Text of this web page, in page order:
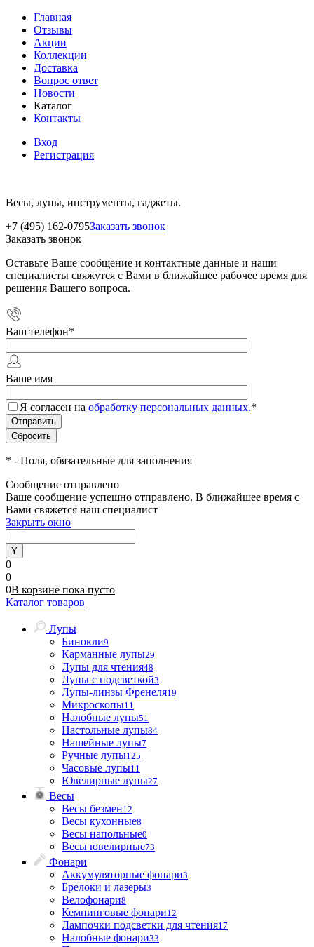
Главная
Отзывы
Акции
Коллекции
Доставка
Вопрос ответ
Новости
Каталог
Контакты
Вход
Регистрация
Весы, лупы, инструменты, гаджеты.
+7 (495) 162-0795Заказать звонок
Заказать звонок
Оставьте Ваше сообщение и контактные данные и наши
специалисты свяжутся с Вами в ближайшее рабочее время для
решения Вашего вопроса.
Ваш телефон*
Ваше имя
Я согласен на обработку персональных данных.*
* - Поля, обязательные для заполнения
Сообщение отправлено
Ваше сообщение успешно отправлено. В ближайшее время с
Вами свяжется наш специалист
Закрыть окно
0
0
0В корзине пока пусто
Каталог товаров
Лупы
Бинокли9
Карманные лупы29
Лупы для чтения48
Лупы с подсветкой3
Лупы-линзы Френеля19
Микроскопы11
Налобные лупы51
Настольные лупы84
Нашейные лупы7
Ручные лупы125
Часовые лупы11
Ювелирные лупы27
Весы
Весы безмен12
Весы кухонные8
Весы напольные0
Весы ювелирные73
Фонари
Аккумуляторные фонари3
Брелоки и лазеры3
Велофонари8
Кемпинговые фонари12
Лампочки подсветки для чтения17
Налобные фонари33